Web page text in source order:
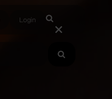
Login